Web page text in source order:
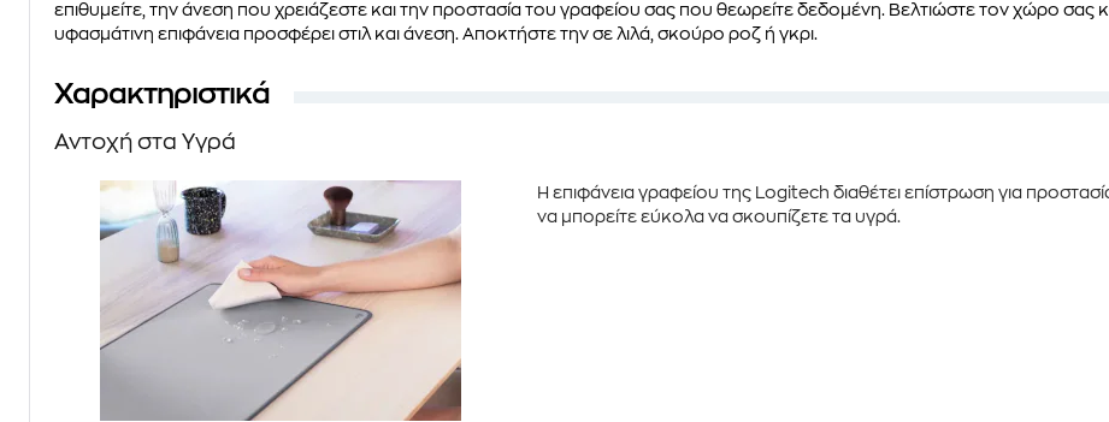
επιθυμείτε, την άνεση που χρειάζεστε και την προστασία του γραφείου σας που θεωρείτε δεδομένη. Βελτιώστε τον χώρο
υφασμάτινη επιφάνεια προσφέρει στιλ και άνεση. Αποκτήστε την σε λιλά, σκούρο ροζ ή γκρι.
Χαρακτηριστικά
Αντοχή στα Υγρά
Η επιφάνεια γραφείου της Logitech διαθέτει επίστρωση για
να μπορείτε εύκολα να σκουπίζετε τα υγρά.